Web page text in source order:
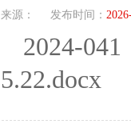
来源： 发布时间：
2024-
5.22.docx